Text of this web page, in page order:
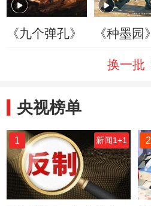
《九个弹孔》 《种墨园》
换一批
央视榜单
1 新闻1+1 2